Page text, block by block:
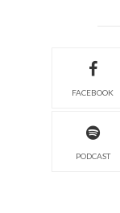
FACEBOOK
PODCAST